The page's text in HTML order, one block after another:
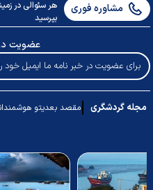
مشاوره فوری
هر سئوالی در
بپرسید
عضویت
مجله گردشگری مقصد بعدیتو